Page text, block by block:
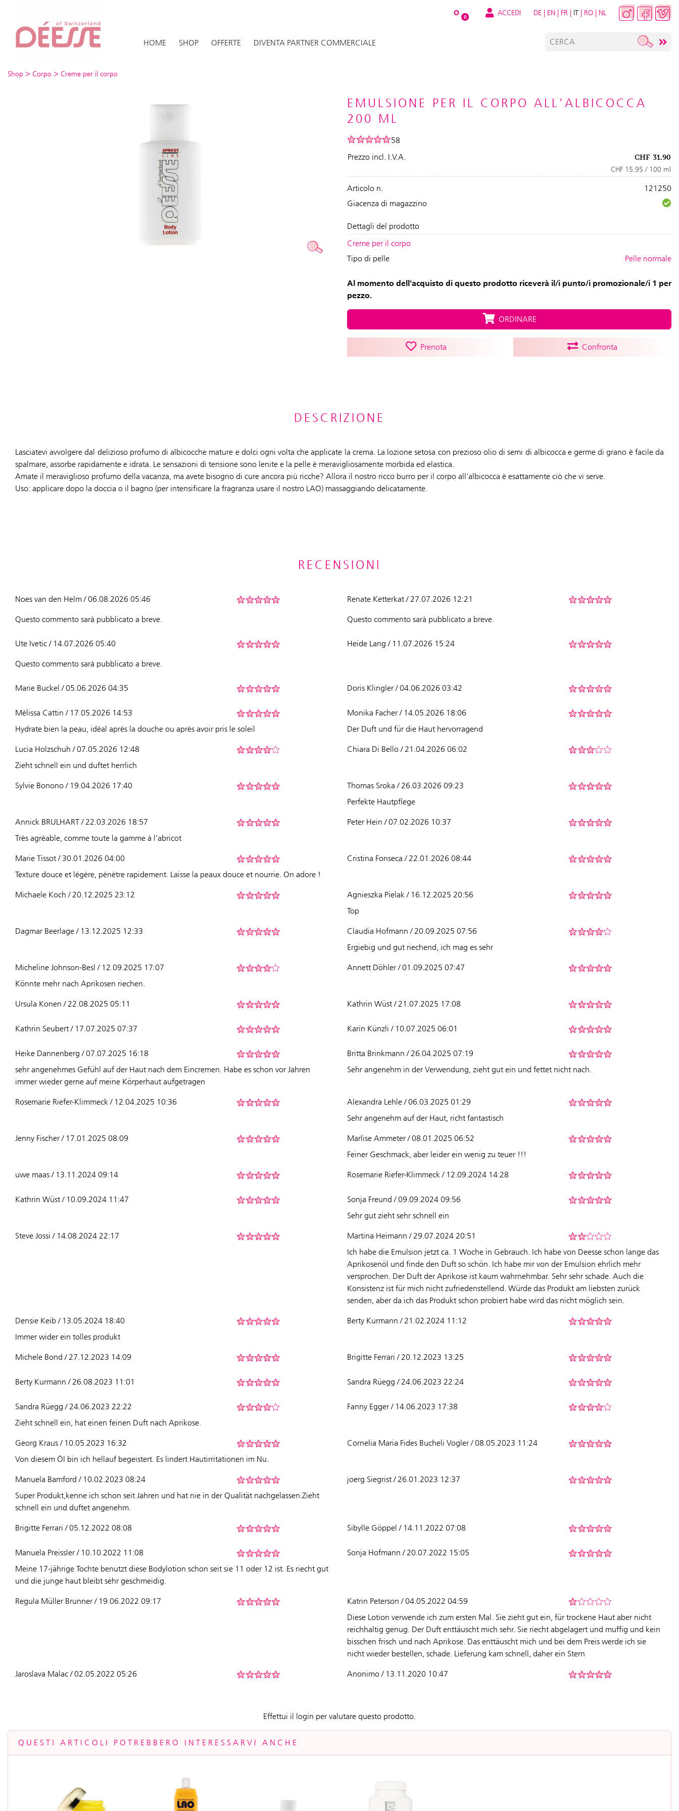
O 0 ACCEDI DE | EN | FR | IT | RO | NL
HOME SHOP OFFERTE DIVENTA PARTNER COMMERCIALE
Shop > Corpo > Creme per il corpo
EMULSIONE PER IL CORPO ALL'ALBICOCCA
200 ML
58
Prezzo incl. I.V.A.
CHF 31.90
CHF 15.95 / 100 ml
Articolo n.
121250
Giacenza di magazzino
Dettagli del prodotto
Creme per il corpo
Tipo di pelle
Pelle normale
Al momento dell'acquisto di questo prodotto riceverà il/i punto/i promozionale/i 1 per
pezzo.
ORDINARE
Prenota Confronta
DESCRIZIONE
Lasciatevi avvolgere dal delizioso profumo di albicocche mature e dolci ogni volta che applicate la crema. La lozione setosa con prezioso olio di semi di albicocca e germe di grano è facile da
spalmare, assorbe rapidamente e idrata. Le sensazioni di tensione sono lenite e la pelle è meravigliosamente morbida ed elastica.
Amate il meraviglioso profumo della vacanza, ma avete bisogno di cure ancora più ricche? Allora il nostro ricco burro per il corpo all'albicocca è esattamente ciò che vi serve.
Uso: applicare dopo la doccia o il bagno (per intensificare la fragranza usare il nostro LAO) massaggiando delicatamente.
RECENSIONI
Noes van den Helm / 06.08.2026 05:46
Questo commento sarà pubblicato a breve.
Renate Ketterkat / 27.07.2026 12:21
Questo commento sarà pubblicato a breve.
Ute Ivetic / 14.07.2026 05:40
Questo commento sarà pubblicato a breve.
Heide Lang / 11.07.2026 15:24
Marie Buckel / 05.06.2026 04:35 Doris Klingler / 04.06.2026 03:42
Mélissa Cattin / 17.05.2026 14:53
Hydrate bien la peau, idéal après la douche ou après avoir pris le soleil
Monika Facher / 14.05.2026 18:06
Der Duft und für die Haut hervorragend
Lucia Holzschuh / 07.05.2026 12:48
Zieht schnell ein und duftet herrlich
Chiara Di Bello / 21.04.2026 06:02
Sylvie Bonono / 19.04.2026 17:40
Thomas Sroka / 26.03.2026 09:23
Perfekte Hautpflege
Annick BRULHART / 22.03.2026 18:57
Très agréable, comme toute la gamme à l’abricot
Peter Hein / 07.02.2026 10:37
Marie Tissot / 30.01.2026 04:00
Texture douce et légère, pénètre rapidement. Laisse la peaux douce et nourrie. On adore !
Cristina Fonseca / 22.01.2026 08:44
Michaele Koch / 20.12.2025 23:12
Agnieszka Pielak / 16.12.2025 20:56
Top
Dagmar Beerlage / 13.12.2025 12:33
Claudia Hofmann / 20.09.2025 07:56
Ergiebig und gut riechend, ich mag es sehr
Micheline Johnson-Besl / 12.09.2025 17:07
Könnte mehr nach Aprikosen riechen.
Annett Döhler / 01.09.2025 07:47
Ursula Konen / 22.08.2025 05:11 Kathrin Wüst / 21.07.2025 17:08
Kathrin Seubert / 17.07.2025 07:37 Karin Künzli / 10.07.2025 06:01
Heike Dannenberg / 07.07.2025 16:18
sehr angenehmes Gefühl auf der Haut nach dem Eincremen. Habe es schon vor Jahren
immer wieder gerne auf meine Körperhaut aufgetragen
Britta Brinkmann / 26.04.2025 07:19
Sehr angenehm in der Verwendung, zieht gut ein und fettet nicht nach.
Rosemarie Riefer-Klimmeck / 12.04.2025 10:36
Alexandra Lehle / 06.03.2025 01:29
Sehr angenehm auf der Haut, richt fantastisch
Jenny Fischer / 17.01.2025 08:09
Marlise Ammeter / 08.01.2025 06:52
Feiner Geschmack, aber leider ein wenig zu teuer !!!
uwe maas / 13.11.2024 09:14 Rosemarie Riefer-Klimmeck / 12.09.2024 14:28
Kathrin Wüst / 10.09.2024 11:47
Sonja Freund / 09.09.2024 09:56
Sehr gut zieht sehr schnell ein
Steve Jossi / 14.08.2024 22:17
Martina Heimann / 29.07.2024 20:51
Ich habe die Emulsion jetzt ca. 1 Woche in Gebrauch. Ich habe von Deesse schon lange das
Aprikosenöl und finde den Duft so schön. Ich habe mir von der Emulsion ehrlich mehr
versprochen. Der Duft der Aprikose ist kaum wahrnehmbar. Sehr sehr schade. Auch die
Konsistenz ist für mich nicht zufriedenstellend. Würde das Produkt am liebsten zurück
senden, aber da ich das Produkt schon probiert habe wird das nicht möglich sein.
Densie Keib / 13.05.2024 18:40
Immer wider ein tolles produkt
Berty Kurmann / 21.02.2024 11:12
Michele Bond / 27.12.2023 14:09 Brigitte Ferrari / 20.12.2023 13:25
Berty Kurmann / 26.08.2023 11:01 Sandra Rüegg / 24.06.2023 22:24
Sandra Rüegg / 24.06.2023 22:22
Zieht schnell ein, hat einen feinen Duft nach Aprikose.
Fanny Egger / 14.06.2023 17:38
Georg Kraus / 10.05.2023 16:32
Von diesem Öl bin ich hellauf begeistert. Es lindert Hautirritationen im Nu.
Cornelia Maria Fides Bucheli Vogler / 08.05.2023 11:24
Manuela Bamford / 10.02.2023 08:24
Super Produkt,kenne ich schon seit Jahren und hat nie in der Qualität nachgelassen.Zieht
schnell ein und duftet angenehm.
joerg Siegrist / 26.01.2023 12:37
Brigitte Ferrari / 05.12.2022 08:08 Sibylle Göppel / 14.11.2022 07:08
Manuela Preissler / 10.10.2022 11:08
Meine 17-jährige Tochte benutzt diese Bodylotion schon seit sie 11 oder 12 ist. Es riecht gut
und die junge haut bleibt sehr geschmeidig.
Sonja Hofmann / 20.07.2022 15:05
Regula Müller Brunner / 19.06.2022 09:17
Katrin Peterson / 04.05.2022 04:59
Diese Lotion verwende ich zum ersten Mal. Sie zieht gut ein, für trockene Haut aber nicht
reichhaltig genug. Der Duft enttäuscht mich sehr. Sie riecht abgelagert und muffig und kein
bisschen frisch und nach Aprikose. Das enttäuscht mich und bei dem Preis werde ich sie
nicht wieder bestellen, schade. Lieferung kam schnell, daher ein Stern
Jaroslava Malac / 02.05.2022 05:26 Anonimo / 13.11.2020 10:47
Effettui il login per valutare questo prodotto.
QUESTI ARTICOLI POTREBBERO INTERESSARVI ANCHE